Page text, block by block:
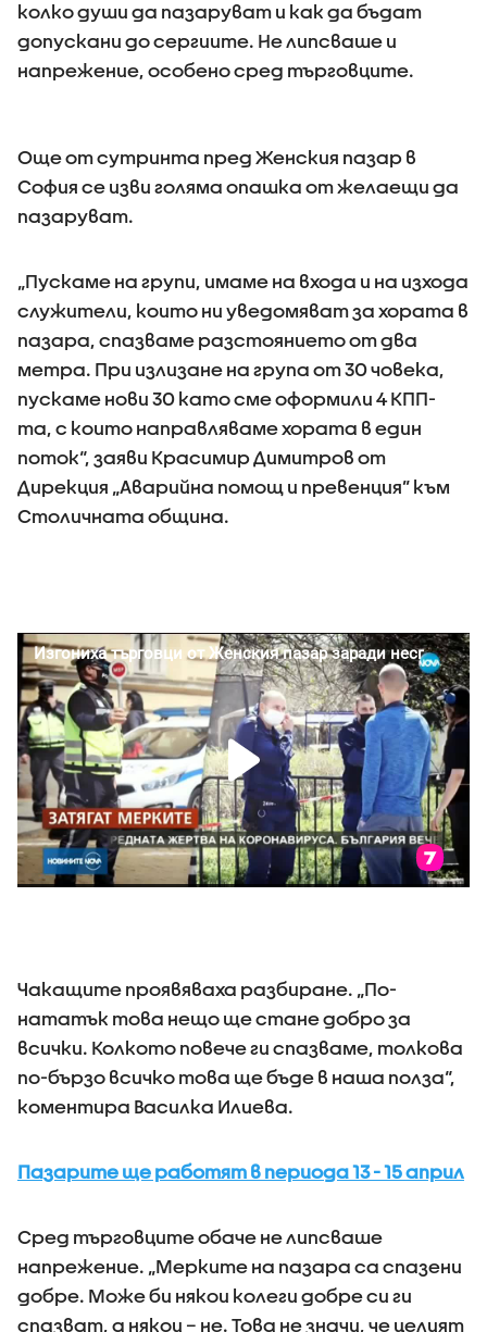
колко души да пазаруват и как да бъдат
допускани до сергиите. Не липсваше и
напрежение, особено сред търговците.
Още от сутринта пред Женския пазар в
София се изви голяма опашка от желаещи да
пазаруват.
„Пускаме на групи, имаме на входа и на изхода
служители, които ни уведомяват за хората в
пазара, спазваме разстоянието от два
метра. При излизане на група от 30 човека,
пускаме нови 30 като сме оформили 4 КПП-
та, с които направляваме хората в един
поток“, заяви Красимир Димитров от
Дирекция „Аварийна помощ и превенция” към
Столичната община.
Чакащите проявяваха разбиране. „По-
нататък това нещо ще стане добро за
всички. Колкото повече ги спазваме, толкова
по-бързо всичко това ще бъде в наша полза“,
коментира Василка Илиева.
Пазарите ще работят в периода 13 - 15 април
Сред търговците обаче не липсваше
напрежение. „Мерките на пазара са спазени
добре. Може би някои колеги добре си ги
спазват, а някои – не. Това не значи, че целият